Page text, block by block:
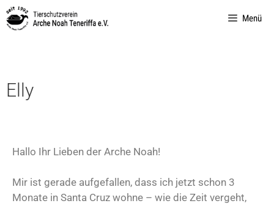
Menü
Elly
Hallo Ihr Lieben der Arche Noah!
Mir ist gerade aufgefallen, dass ich jetzt schon 3
Monate in Santa Cruz wohne – wie die Zeit vergeht,